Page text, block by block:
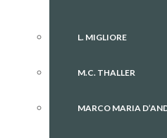
L. MIGLIORE
M.C. THALLER
MARCO MARIA